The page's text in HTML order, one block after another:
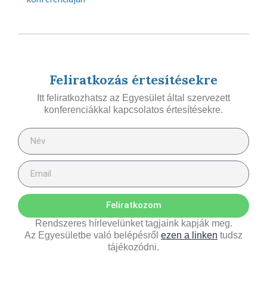
Feliratkozás értesítésekre
Itt feliratkozhatsz az Egyesület által szervezett
konferenciákkal kapcsolatos értesítésekre.
Feliratkozom
Rendszeres hírlevelünket tagjaink kapják meg.
Az Egyesületbe való belépésről ezen a linken tudsz
tájékozódni.